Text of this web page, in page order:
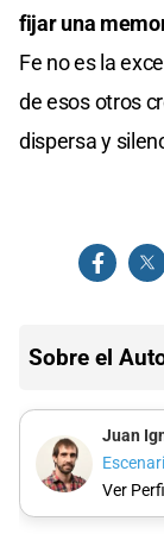
fijar una
Fe no es la
de esos otros
dispersa y
Sobre el
Juan
Ver Perfil